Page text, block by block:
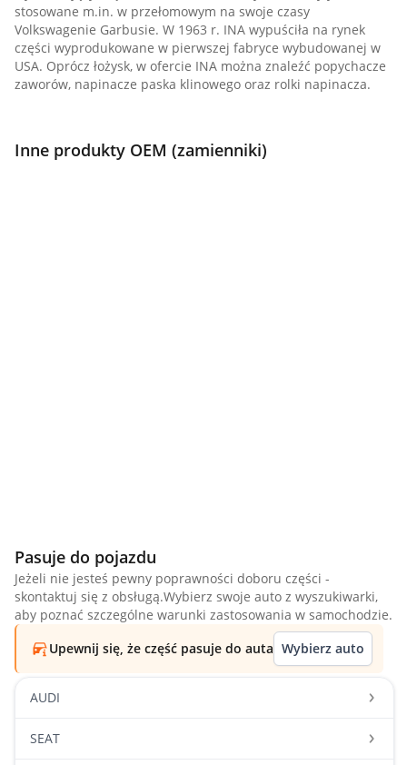
stosowane m.in. w przełomowym na swoje czasy
Volkswagenie Garbusie. W 1963 r. INA wypuściła na rynek
części wyprodukowane w pierwszej fabryce wybudowanej w
USA. Oprócz łożysk, w ofercie INA można znaleźć popychacze
zaworów, napinacze paska klinowego oraz rolki napinacza.
Inne produkty OEM (zamienniki)
Pasuje do pojazdu
Jeżeli nie jesteś pewny poprawności doboru części -
skontaktuj się z obsługą.Wybierz swoje auto z wyszukiwarki,
aby poznać szczególne warunki zastosowania w samochodzie.
Upewnij się, że część pasuje do auta Wybierz auto
AUDI
SEAT